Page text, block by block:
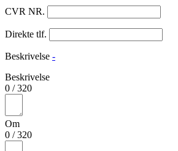
CVR NR.
Direkte tlf.
Beskrivelse -
Beskrivelse
0 /320
Om
0 /320